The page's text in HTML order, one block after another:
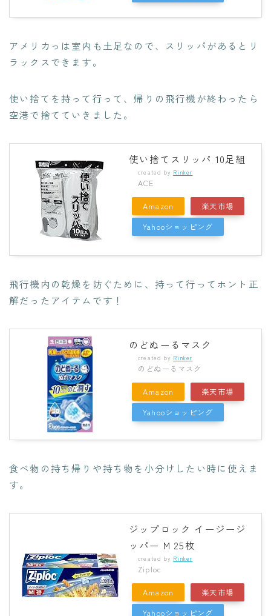
アメリカっは室内も土足なので、スリッパがあるとリ
ラックスできます。
使い捨てを持って行って、帰りの飛行機が終わったら
空港で捨てていきました。
使い捨てスリッパ 10足組
created by Rinker
ACE
Amazon
楽天市場
Yahooショッピング
飛行機内の乾燥を防ぐために、持って行ってホント正
解だったアイテムです！
のどぬーるマスク
created by Rinker
のどぬーるマスク
Amazon
楽天市場
Yahooショッピング
食べ物の持ち帰りや持ち物を小分けしたい時に使えま
す。
ジップロック イージージ
ッパー M 25枚
created by Rinker
Ziploc
Amazon
楽天市場
Yahooショッピング